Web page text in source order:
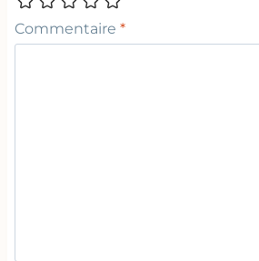
Commentaire *